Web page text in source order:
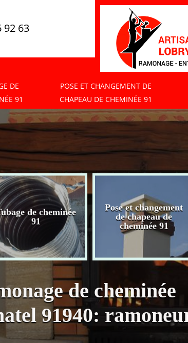
92 63
DE
91
POSE ET CHANGEMENT DE
CHAPEAU DE CHEMINÉE 91
de cheminée
91
Pose et changement
de chapeau de
cheminée 91
de cheminée
91940: